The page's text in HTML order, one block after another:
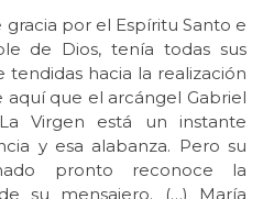
gracia por el Espíritu Santo e
de Dios, tenía todas sus
hacia la realización
aquí que el arcángel Gabriel
Virgen está un instante
y esa alabanza. Pero su
pronto reconoce la
su mensajero. (…) María